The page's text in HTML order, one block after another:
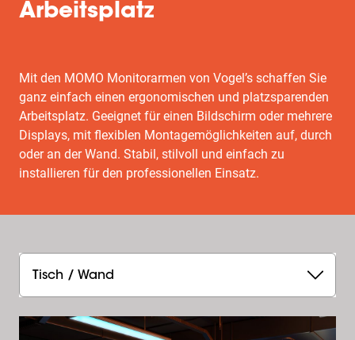
Professionelle Produkte
Seiten( 0): Alle anzeigen
Arbeitsplatz
Mit den MOMO Monitorarmen von Vogel’s schaffen Sie
ganz einfach einen ergonomischen und platzsparenden
Arbeitsplatz. Geeignet für einen Bildschirm oder mehrere
Displays, mit flexiblen Montagemöglichkeiten auf, durch
oder an der Wand. Stabil, stilvoll und einfach zu
installieren für den professionellen Einsatz.
Tisch / Wand